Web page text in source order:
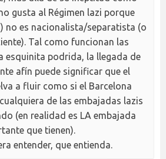
gusta al Régimen lazi porque
no es nacionalista/separatista (o
Tal como funcionan las
esquinita podrida, la llegada de
afín puede significar que el
a fluir como si el Barcelona
de las embajadas lazis
(en realidad es LA embajada
que tienen).
entender, que entienda.